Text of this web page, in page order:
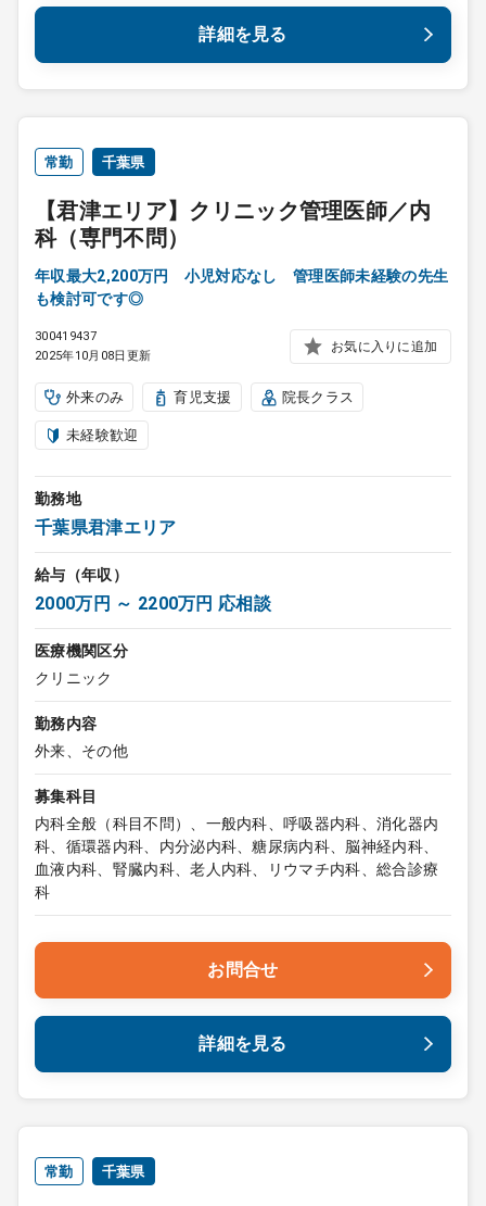
詳細を見る
常勤 千葉県
【君津エリア】クリニック管理医師／内
科（専門不問）
年収最大2,200万円 小児対応なし 管理医師未経験の先生
も検討可です◎
300419437
2025年10月08日更新
お気に入りに追加
外来のみ 育児支援 院長クラス
未経験歓迎
勤務地
千葉県君津エリア
給与（年収）
2000万円 ～ 2200万円 応相談
医療機関区分
クリニック
勤務内容
外来、その他
募集科目
内科全般（科目不問）、一般内科、呼吸器内科、消化器内
科、循環器内科、内分泌内科、糖尿病内科、脳神経内科、
血液内科、腎臓内科、老人内科、リウマチ内科、総合診療
科
お問合せ
詳細を見る
常勤 千葉県